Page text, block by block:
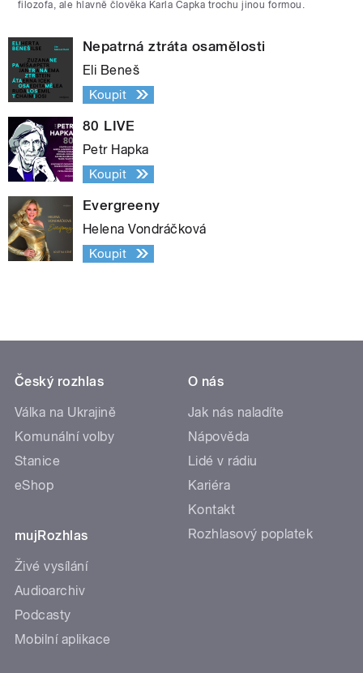
filozofa, ale hlavně člověka Karla Čapka trochu jinou formou.
Nepatrná ztráta osamělosti
Eli Beneš
Koupit
80 LIVE
Petr Hapka
Koupit
Evergreeny
Helena Vondráčková
Koupit
Český rozhlas
Válka na Ukrajině
Komunální volby
Stanice
eShop
mujRozhlas
Živé vysílání
Audioarchiv
Podcasty
Mobilní aplikace
O nás
Jak nás naladíte
Nápověda
Lidé v rádiu
Kariéra
Kontakt
Rozhlasový poplatek